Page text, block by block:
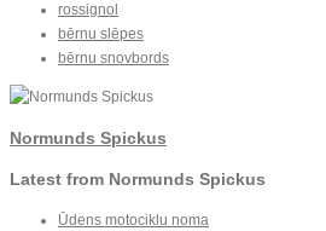
rossignol
bērnu slēpes
bērnu snovbords
Normunds Spickus
Latest from Normunds Spickus
Ūdens motociklu noma